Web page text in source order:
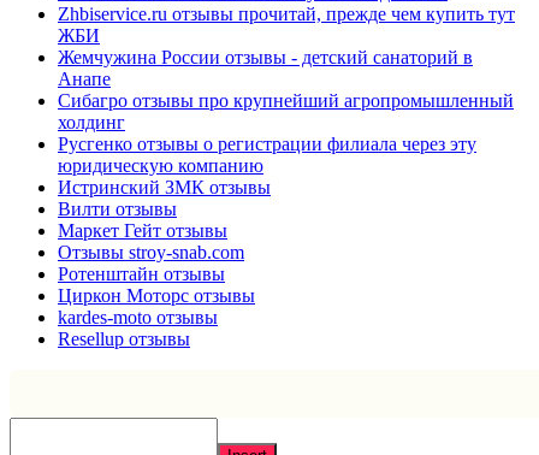
Zhbiservice.ru отзывы прочитай, прежде чем купить тут
ЖБИ
Жемчужина России отзывы - детский санаторий в
Анапе
Сибагро отзывы про крупнейший агропромышленный
холдинг
Русгенко отзывы о регистрации филиала через эту
юридическую компанию
Истринский ЗМК отзывы
Вилти отзывы
Маркет Гейт отзывы
Отзывы stroy-snab.com
Ротенштайн отзывы
Циркон Моторс отзывы
kardes-moto отзывы
Resellup отзывы